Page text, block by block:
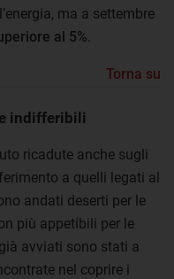
ma a settembre
al 5%
Torna su
indifferibili
ricadute anche sugli
a quelli legati al
andati deserti per le
più appetibili per le
avviati sono stati a
nel coprire i